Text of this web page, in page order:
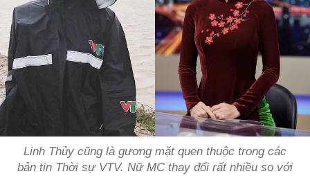
Linh Thủy cũng là gương mặt quen thuộc trong các
bản tin Thời sự VTV. Nữ MC thay đổi rất nhiều so với